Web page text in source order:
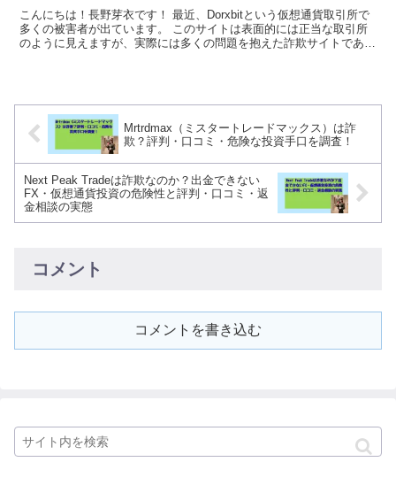
こんにちは！長野芽衣です！ 最近、Dorxbitという仮想通貨取引所で
多くの被害者が出ています。 このサイトは表面的には正当な取引所
のように見えますが、実際には多くの問題を抱えた詐欺サイトである
Mrtrdmax（ミスタートレードマックス）は詐
欺？評判・口コミ・危険な投資手口を調査！
Next Peak Tradeは詐欺なのか？出金できない
FX・仮想通貨投資の危険性と評判・口コミ・返
金相談の実態
コメント
コメントを書き込む